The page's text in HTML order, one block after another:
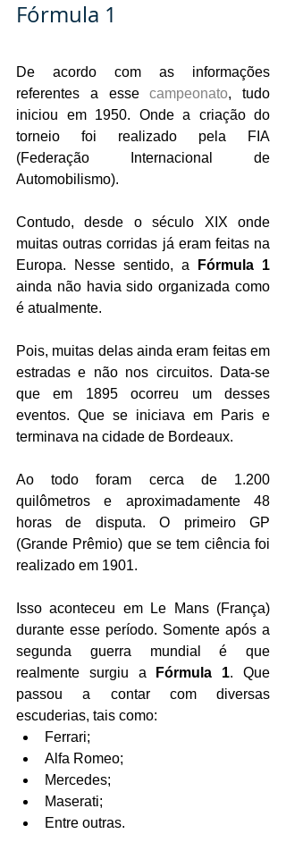
Fórmula 1
De acordo com as informações
referentes a esse campeonato, tudo
iniciou em 1950. Onde a criação do
torneio foi realizado pela FIA
(Federação Internacional de
Automobilismo).
Contudo, desde o século XIX onde
muitas outras corridas já eram feitas na
Europa. Nesse sentido, a
ainda não havia sido organizada como
é atualmente.
Pois, muitas delas ainda eram feitas em
estradas e não nos circuitos. Data-se
que em 1895 ocorreu um desses
eventos. Que se iniciava em Paris e
terminava na cidade de Bordeaux.
Ao todo foram cerca de 1.200
quilômetros e aproximadamente 48
horas de disputa. O primeiro GP
(Grande Prêmio) que se tem ciência foi
realizado em 1901.
Isso aconteceu em Le Mans (França)
durante esse período. Somente após a
segunda guerra mundial é que
realmente surgiu a
Fórmula 1. Que
passou a contar com diversas
escuderias, tais como:
Ferrari;
Alfa Romeo;
Mercedes;
Maserati;
Entre outras.